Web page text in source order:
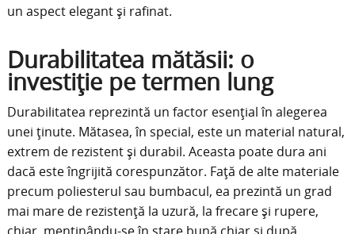
un aspect elegant și rafinat.
Durabilitatea mătăsii: o
investiție pe termen lung
Durabilitatea reprezintă un factor esențial în alegerea
unei ținute. Mătasea, în special, este un material natural,
extrem de rezistent și durabil. Aceasta poate dura ani
dacă este îngrijită corespunzător. Față de alte materiale
precum poliesterul sau bumbacul, ea prezintă un grad
mai mare de rezistență la uzură, la frecare și rupere,